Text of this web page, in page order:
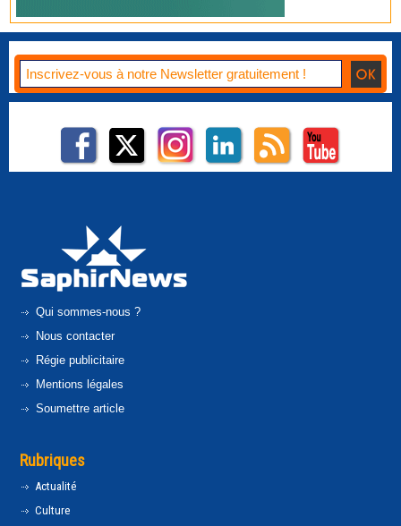
Qui sommes-nous ?
Nous contacter
Régie publicitaire
Mentions légales
Soumettre article
Rubriques
Actualité
Culture